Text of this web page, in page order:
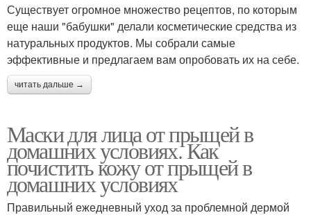
Существует огромное множество рецептов, по которым
еще наши "бабушки" делали косметические средства из
натуральных продуктов. Мы собрали самые
эффективные и предлагаем вам опробовать их на себе.
читать дальше →
Маски для лица от прыщей в
домашних условиях. Как
почистить кожу от прыщей в
домашних условиях
Правильный ежедневный уход за проблемной дермой